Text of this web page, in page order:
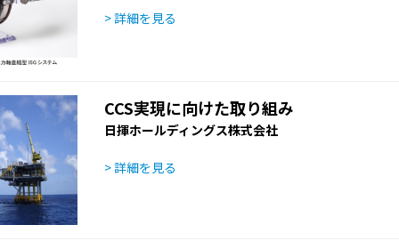
> 詳細を見る
CCS実現に向けた取り組み
日揮ホールディングス株式会社
> 詳細を見る